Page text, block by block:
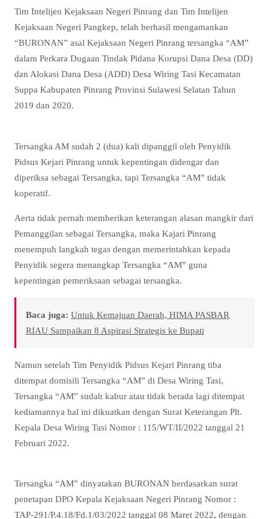
Tim Intelijen Kejaksaan Negeri Pinrang dan Tim Intelijen
Kejaksaan Negeri Pangkep, telah berhasil mengamankan
“BURONAN” asal Kejaksaan Negeri Pinrang tersangka “AM”
dalam Perkara Dugaan Tindak Pidana Korupsi Dana Desa (DD)
dan Alokasi Dana Desa (ADD) Desa Wiring Tasi Kecamatan
Suppa Kabupaten Pinrang Provinsi Sulawesi Selatan Tahun
2019 dan 2020.
Tersangka AM sudah 2 (dua) kali dipanggil oleh Penyidik
Pidsus Kejari Pinrang untuk kepentingan didengar dan
diperiksa sebagai Tersangka, tapi Tersangka “AM” tidak
koperatif.
Aerta tidak pernah memberikan keterangan alasan mangkir dari
Pemanggilan sebagai Tersangka, maka Kajari Pinrang
menempuh langkah tegas dengan memerintahkan kepada
Penyidik segera menangkap Tersangka “AM” guna
kepentingan pemeriksaan sebagai tersangka.
Baca juga: Untuk Kemajuan Daerah, HIMA PASBAR
RIAU Sampaikan 8 Aspirasi Strategis ke Bupati
Namun setelah Tim Penyidik Pidsus Kejari Pinrang tiba
ditempat domisili Tersangka “AM” di Desa Wiring Tasi,
Tersangka “AM” sudah kabur atau tidak berada lagi ditempat
kediamannya hal ini dikuatkan dengan Surat Keterangan Plt.
Kepala Desa Wiring Tasi Nomor : 115/WT/II/2022 tanggal 21
Februari 2022.
Tersangka “AM” dinyatakan BURONAN berdasarkan surat
penetapan DPO Kepala Kejaksaan Negeri Pinrang Nomor :
TAP-291/P.4.18/Fd.1/03/2022 tanggal 08 Maret 2022, dengan